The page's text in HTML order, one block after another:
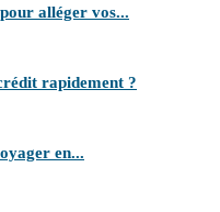
alléger vos...
rapidement ?
en...